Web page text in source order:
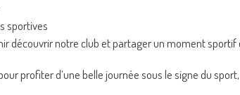
sportives
découvrir notre club et partager un moment
profiter d’une belle journée sous le signe du